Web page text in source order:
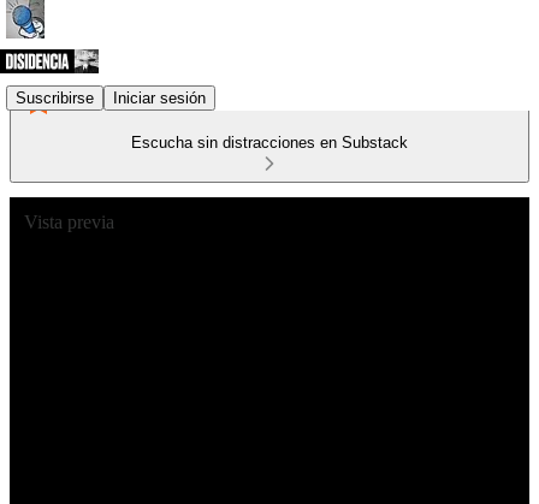
Suscribirse Iniciar sesión
Escucha sin distracciones en Substack
Vista previa